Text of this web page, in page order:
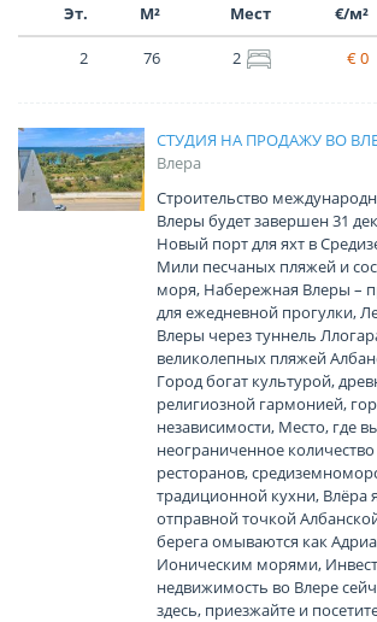
Эт. М² Мест €/м²
2 76 2 € 0
СТУДИЯ НА ПРОДАЖУ ВО
Влера
Строительство
Влеры будет завершен 31
Новый порт для яхт в
Мили песчаных пляжей и
моря, Набережная Влеры –
для ежедневной прогулки,
Влеры через туннель
великолепных пляжей
Город богат культурой,
религиозной гармонией,
независимости, Место, где
неограниченное
ресторанов,
традиционной кухни, Влёра
отправной точкой
берега омываются как
Ионическим морями,
недвижимость во Влере
здесь, приезжайте и